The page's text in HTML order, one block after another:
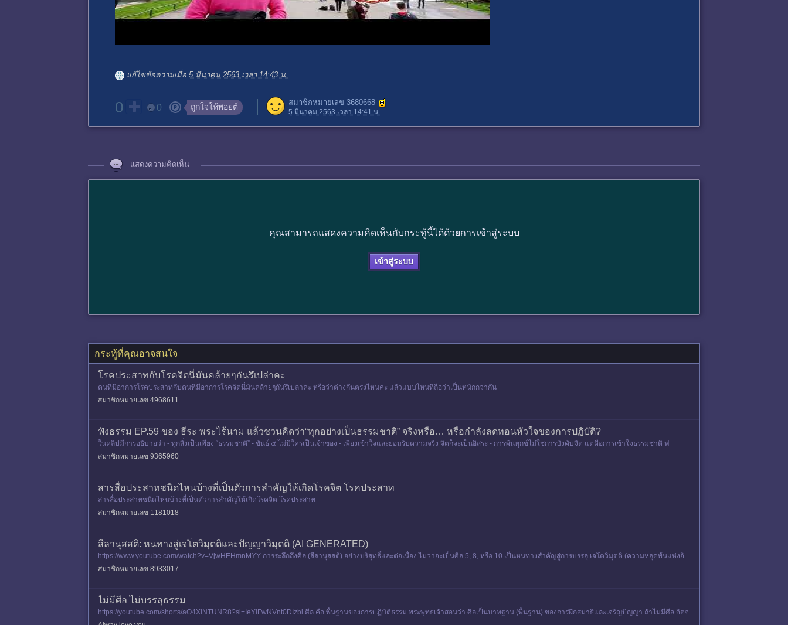
แก้ไขข้อความเมื่อ 5 มีนาคม 2563 เวลา 14:43 น.
0 0 ถูกใจให้พอยต์ สมาชิกหมายเลข 3680668
5 มีนาคม 2563 เวลา 14:41 น.
แสดงความคิดเห็น
คุณสามารถแสดงความคิดเห็นกับกระทู้นี้ได้ด้วยการเข้าสู่ระบบ
เข้าสู่ระบบ
กระทู้ที่คุณอาจสนใจ
โรคประสาทกับโรคจิตนี่มันคล้ายๆกันรึเปล่าคะ
คนที่มีอาการโรคประสาทกับคนที่มีอาการโรคจิตนี่มันคล้ายๆกันรึเปล่าคะ หรือว่าต่างกันตรงไหนคะ แล้วแบบไหนที่ถือว่าเป็นหนักกว่ากัน
สมาชิกหมายเลข 4968611
ฟังธรรม EP.59 ของ ธีระ พระไร้นาม แล้วชวนคิดว่า“ทุกอย่างเป็นธรรมชาติ” จริงหรือ… หรือกำลังลดทอนหัวใจของการปฏิบัติ?
ในคลิปมีการอธิบายว่า - ทุกสิ่งเป็นเพียง “ธรรมชาติ” - ขันธ์ ๕ ไม่มีใครเป็นเจ้าของ - เพียงเข้าใจและยอมรับความจริง จิตก็จะเป็นอิสระ - การพ้นทุกข์ไม่ใช่การบังคับจิต แต่คือการเข้าใจธรรมชาติ ฟ
สมาชิกหมายเลข 9365960
สารสื่อประสาทชนิดไหนบ้างที่เป็นตัวการสำคัญให้เกิดโรคจิต โรคประสาท
สารสื่อประสาทชนิดไหนบ้างที่เป็นตัวการสำคัญให้เกิดโรคจิต โรคประสาท
สมาชิกหมายเลข 1181018
สีลานุสสติ: หนทางสู่เจโตวิมุตติและปัญญาวิมุตติ (AI GENERATED)
https://www.youtube.com/watch?v=VjwHEHmnMYY การระลึกถึงศีล (สีลานุสสติ) อย่างบริสุทธิ์และต่อเนื่อง ไม่ว่าจะเป็นศีล 5, 8, หรือ 10 เป็นหนทางสำคัญสู่การบรรลุ เจโตวิมุตติ (ความหลุดพ้นแห่งจิ
ต) และ/หรือ ปัญ
สมาชิกหมายเลข 8933017
ไม่มีศีล ไม่บรรลุธรรม
https://youtube.com/shorts/aO4XiNTUNR8?si=IeYlFwNVnt0DIzbl ศีล คือ พื้นฐานของการปฏิบัติธรรม พระพุทธเจ้าสอนว่า ศีลเป็นบาทฐาน (พื้นฐาน) ของการฝึกสมาธิและเจริญปัญญา ถ้าไม่มีศีล จิตจ
ะฟุ้งซ่าน ไม่สงบ ไม